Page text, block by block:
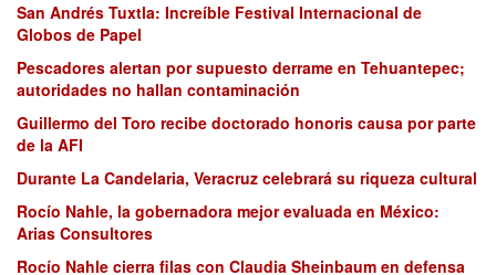
San Andrés Tuxtla: Increíble Festival Internacional de
Globos de Papel
Pescadores alertan por supuesto derrame en Tehuantepec;
autoridades no hallan contaminación
Guillermo del Toro recibe doctorado honoris causa por parte
de la AFI
Durante La Candelaria, Veracruz celebrará su riqueza cultural
Rocío Nahle, la gobernadora mejor evaluada en México:
Arias Consultores
Rocío Nahle cierra filas con Claudia Sheinbaum en defensa